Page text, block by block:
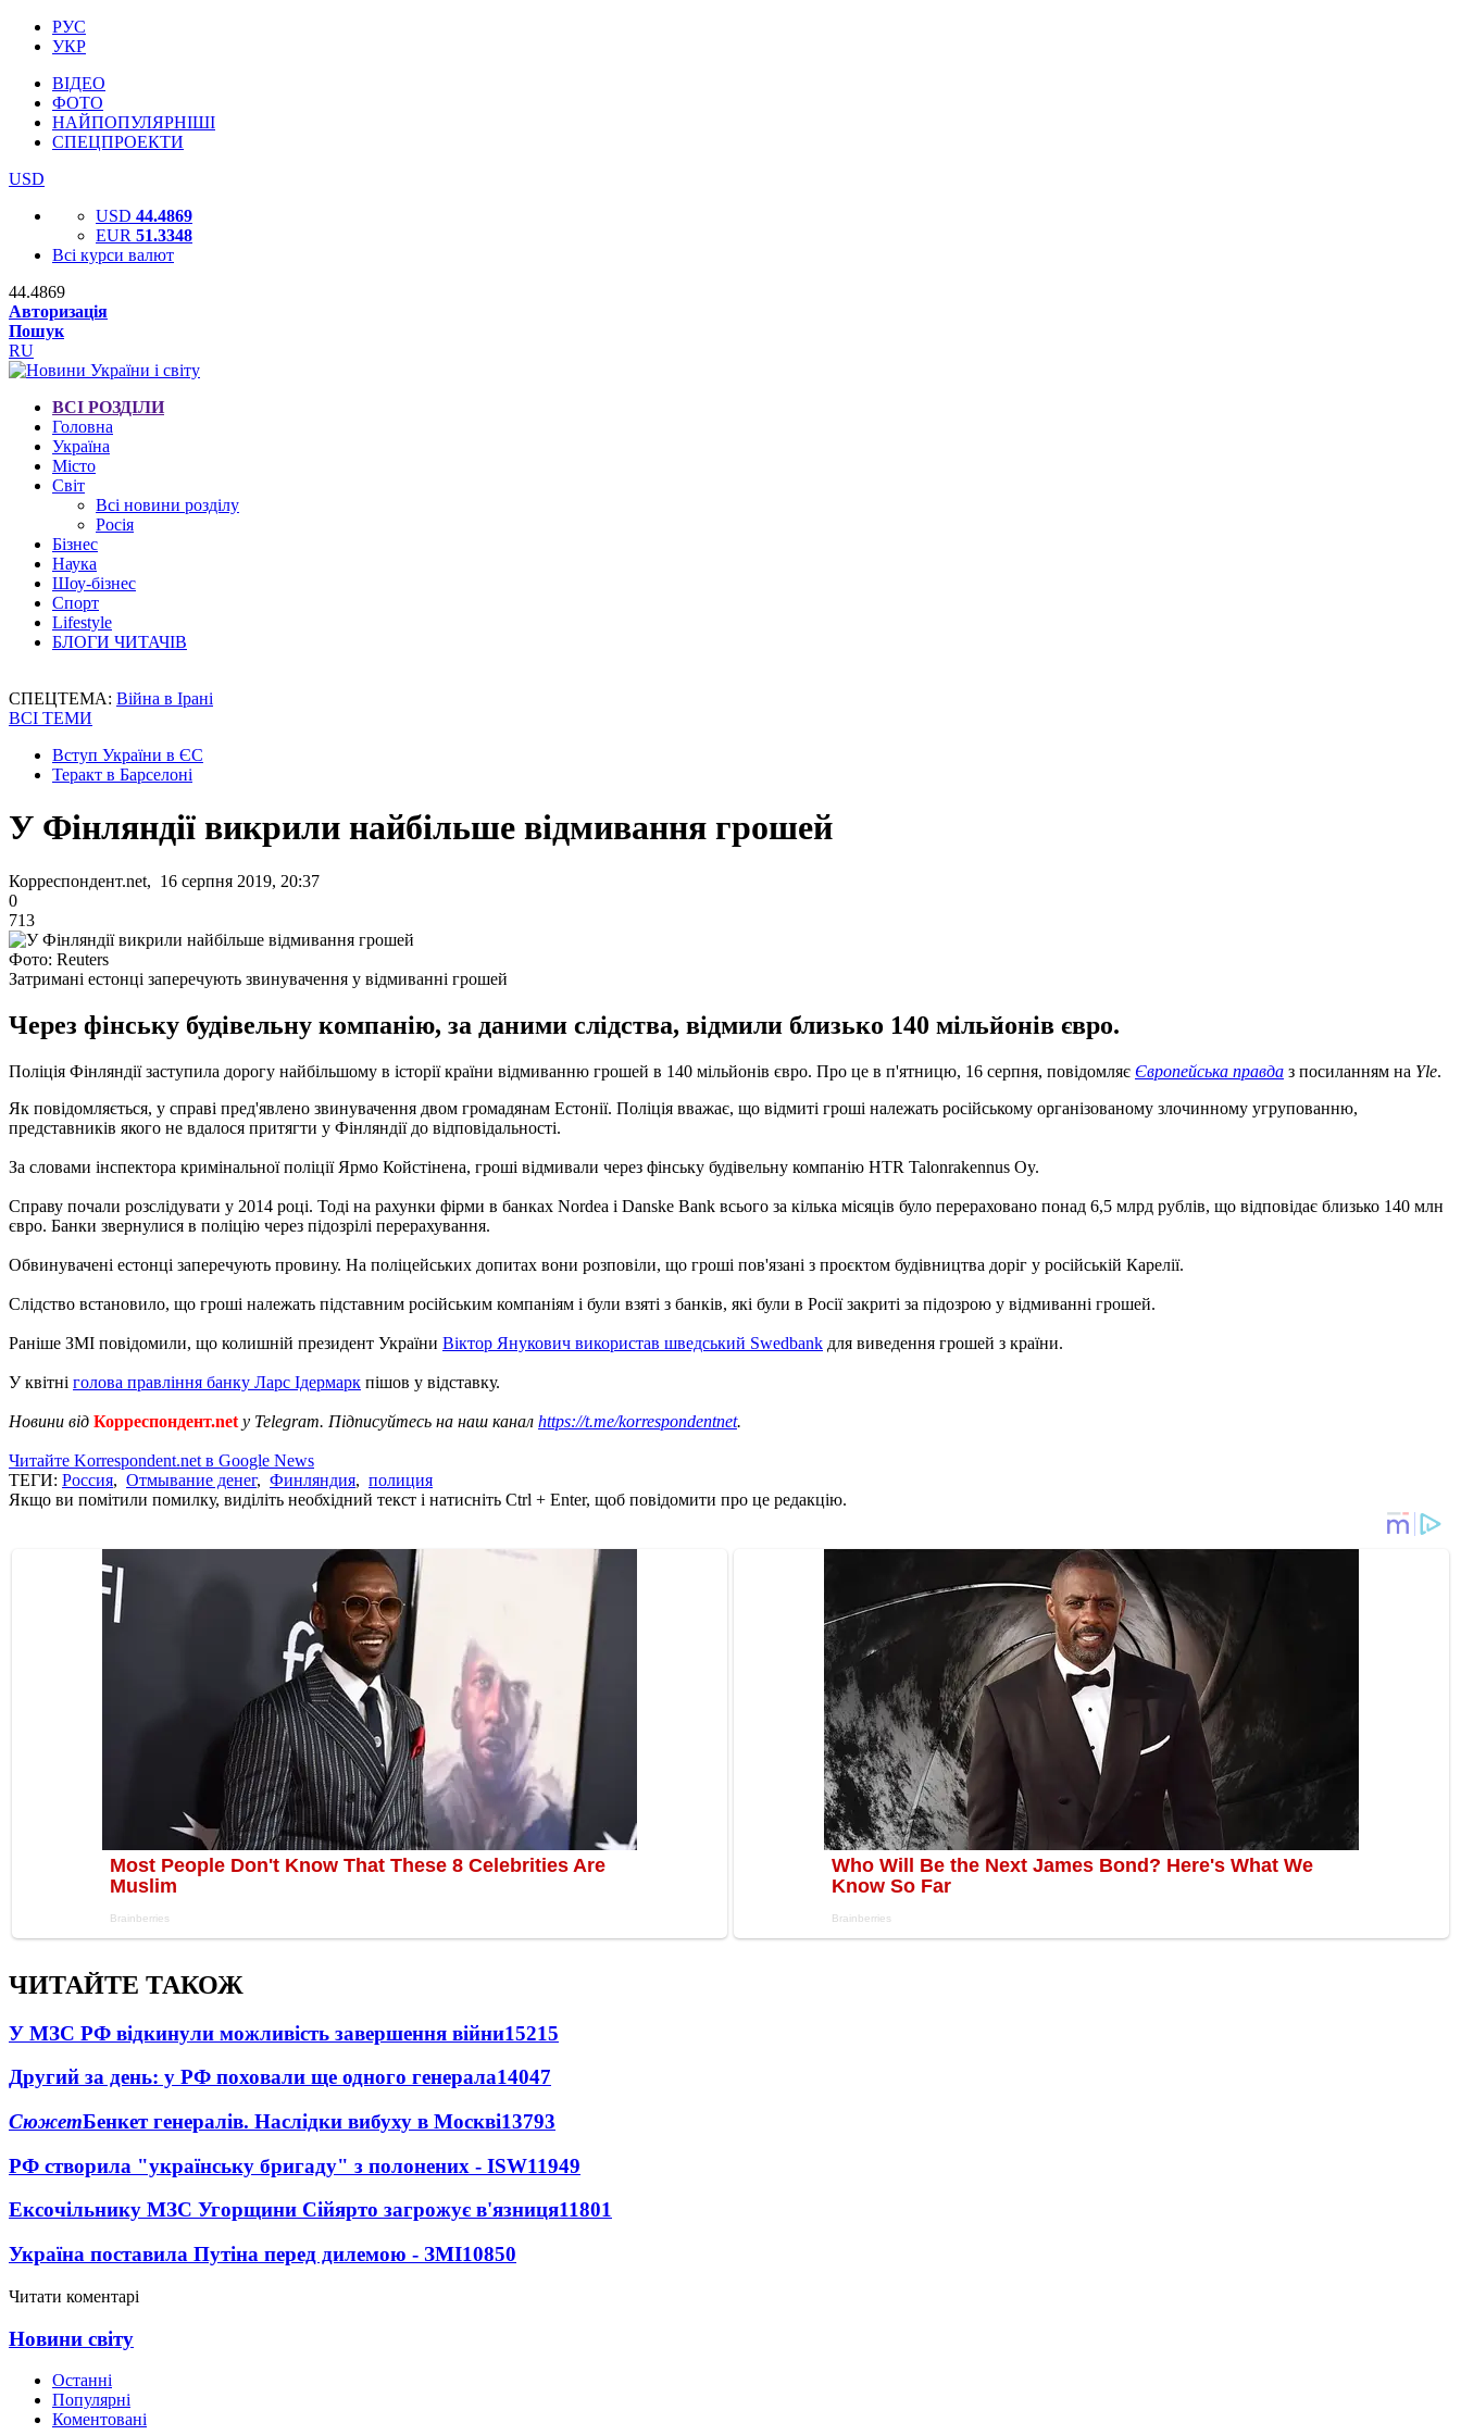
РУС
УКР
ВІДЕО
ФОТО
НАЙПОПУЛЯРНІШІ
СПЕЦПРОЕКТИ
USD
USD 44.4869
EUR 51.3348
Всі курси валют
44.4869
Авторизація
Пошук
RU
ВСІ РОЗДІЛИ
Головна
Україна
Місто
Світ
Всі новини розділу
Росія
Бізнес
Наука
Шоу-бізнес
Спорт
Lifestyle
БЛОГИ ЧИТАЧІВ
СПЕЦТЕМА: Війна в Ірані
ВСІ ТЕМИ
Вступ України в ЄС
Теракт в Барселоні
У Фінляндії викрили найбільше відмивання грошей
Корреспондент.net, 16 серпня 2019, 20:37
0
713
Фото: Reuters
Затримані естонці заперечують звинувачення у відмиванні грошей
Через фінську будівельну компанію, за даними слідства, відмили близько 140 мільйонів євро.
Поліція Фінляндії заступила дорогу найбільшому в історії країни відмиванню грошей в 140 мільйонів євро. Про це в п'ятницю, 16 серпня, повідомляє Європейська правда з посиланням на Yle.
Як повідомляється, у справі пред'явлено звинувачення двом громадянам Естонії. Поліція вважає, що відмиті гроші належать російському організованому злочинному угрупованню,
представників якого не вдалося притягти у Фінляндії до відповідальності.
За словами інспектора кримінальної поліції Ярмо Койстінена, гроші відмивали через фінську будівельну компанію HTR Talonrakennus Oy.
Справу почали розслідувати у 2014 році. Тоді на рахунки фірми в банках Nordea і Danske Bank всього за кілька місяців було перераховано понад 6,5 млрд рублів, що відповідає близько 140 млн
євро. Банки звернулися в поліцію через підозрілі перерахування.
Обвинувачені естонці заперечують провину. На поліцейських допитах вони розповіли, що гроші пов'язані з проєктом будівництва доріг у російській Карелії.
Слідство встановило, що гроші належать підставним російським компаніям і були взяті з банків, які були в Росії закриті за підозрою у відмиванні грошей.
Раніше ЗМІ повідомили, що колишній президент України Віктор Янукович використав шведський Swedbank для виведення грошей з країни.
У квітні голова правління банку Ларс Ідермарк пішов у відставку.
Новини від Корреспондент.net у Telegram. Підписуйтесь на наш канал https://t.me/korrespondentnet.
Читайте Korrespondent.net в Google News
ТЕГИ: Россия, Отмывание денег, Финляндия, полиция
Якщо ви помітили помилку, виділіть необхідний текст і натисніть Ctrl + Enter, щоб повідомити про це редакцію.
ЧИТАЙТЕ ТАКОЖ
У МЗС РФ відкинули можливість завершення війни15215
Другий за день: у РФ поховали ще одного генерала14047
СюжетБенкет генералів. Наслідки вибуху в Москві13793
РФ створила "українську бригаду" з полонених - ISW11949
Ексочільнику МЗС Угорщини Сійярто загрожує в'язниця11801
Україна поставила Путіна перед дилемою - ЗМІ10850
Читати коментарі
Новини світу
Останні
Популярні
Коментовані